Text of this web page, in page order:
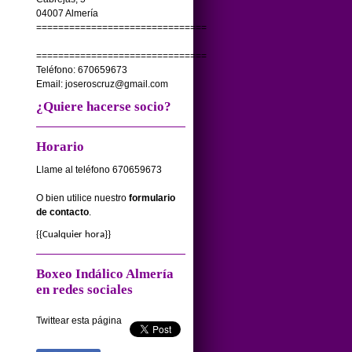
04007 Almería
===============================
===============================
Teléfono: 670659673
Email: joseroscruz@gmail.com
¿Quiere hacerse socio?
Horario
Llame al teléfono 670659673
O bien utilice nuestro formulario
de contacto.
{{Cualquier hora}}
Boxeo Indálico Almería
en redes sociales
Twittear esta página